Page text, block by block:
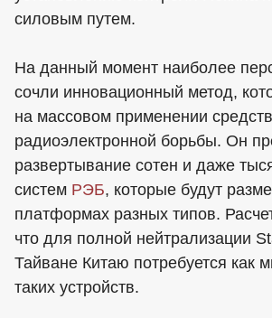
силовым путем.
На данный момент наиболее
сочли инновационный метод,
на массовом применении средств
радиоэлектронной борьбы. Он
развертывание сотен и даже
систем РЭБ, которые будут
платформах разных типов.
что для полной нейтрализации
Тайване Китаю потребуется как
таких устройств.